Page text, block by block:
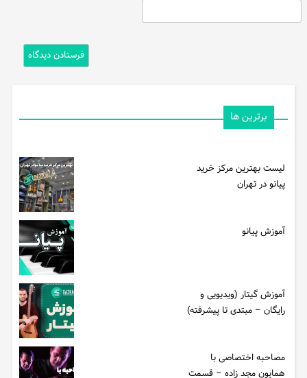
برترین ها
لیست بهترین مرکز خرید
پیانو در تهران
آموزش پیانو
آموزش گیتار (ویدیویی و
رایگان – مبتدی تا پیشرفته)
مصاحبه اختصاصی با
همایون مجد زاده – قسمت